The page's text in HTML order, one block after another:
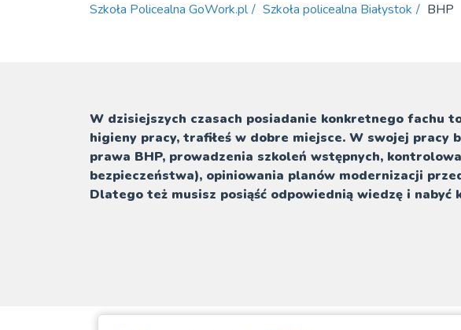
Szkoła Policealna GoWork.pl Szkoła policealna Białystok BHP
W dzisiejszych czasach posiadanie konkretnego fachu
higieny pracy, trafiłeś w dobre miejsce. W swojej
prawa BHP, prowadzenia szkoleń wstępnych,
bezpieczeństwa), opiniowania planów modernizacji
Dlatego też musisz posiąść odpowiednią wiedzę i